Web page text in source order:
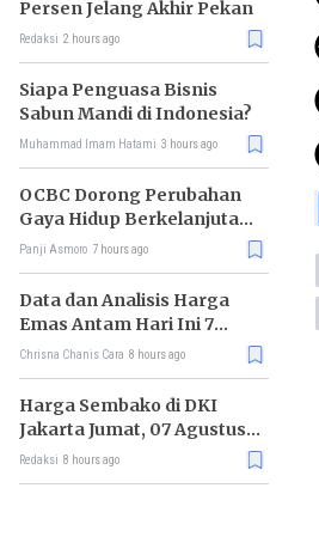
Persen Jelang Akhir Pekan
Redaksi 2 hours ago
Siapa Penguasa Bisnis
Sabun Mandi di Indonesia?
Muhammad Imam Hatami 3 hours ago
OCBC Dorong Perubahan
Gaya Hidup Berkelanjutan
melalui Program RISE
Panji Asmoro 7 hours ago
Data dan Analisis Harga
Emas Antam Hari Ini 7
Agustus 2026
Chrisna Chanis Cara 8 hours ago
Harga Sembako di DKI
Jakarta Jumat, 07 Agustus
2026, Daging Sapi Naik, Gas
Redaksi 8 hours ago